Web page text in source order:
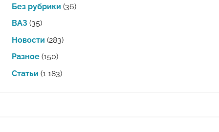
Без рубрики (36)
ВАЗ (35)
Новости (283)
Разное (150)
Статьи (1 183)